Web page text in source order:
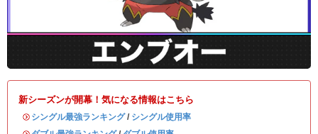
新シーズンが開幕！気になる情報はこちら
・ シングル最強ランキング/ シングル使用率